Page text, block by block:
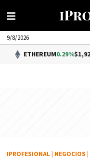
9/8/2026
0.29%$1,920.93
IPROFESIONAL NEGOCIOS